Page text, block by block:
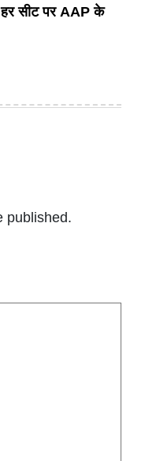
हर सीट पर AAP के
published.